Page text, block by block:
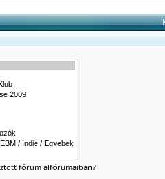
fórum alfórumaiban?